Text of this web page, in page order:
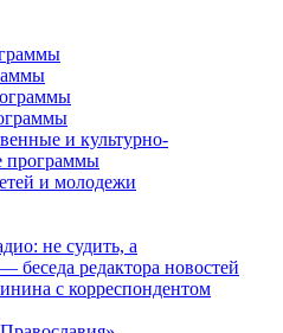
и культурно-
программы
и молодежи
не судить, а
беседа редактора новостей
с корреспондентом